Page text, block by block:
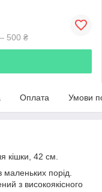
500 ₴
Оплата Умови
кішки, 42 см.
маленьких порід.
з високоякісного